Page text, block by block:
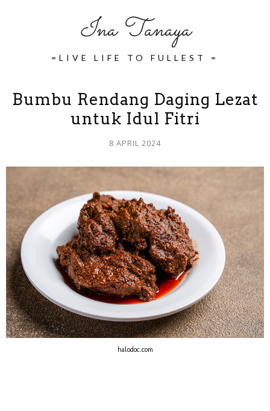
Ina Tanaya
=LIVE LIFE TO FULLEST =
Bumbu Rendang Daging Lezat
untuk Idul Fitri
8 APRIL 2024
halodoc.com